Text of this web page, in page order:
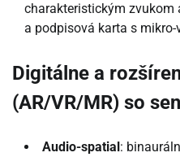
charakteristickým zvukom
a podpisová karta s mikro-
Digitálne a
(AR/VR/MR) so
Audio-spatial: